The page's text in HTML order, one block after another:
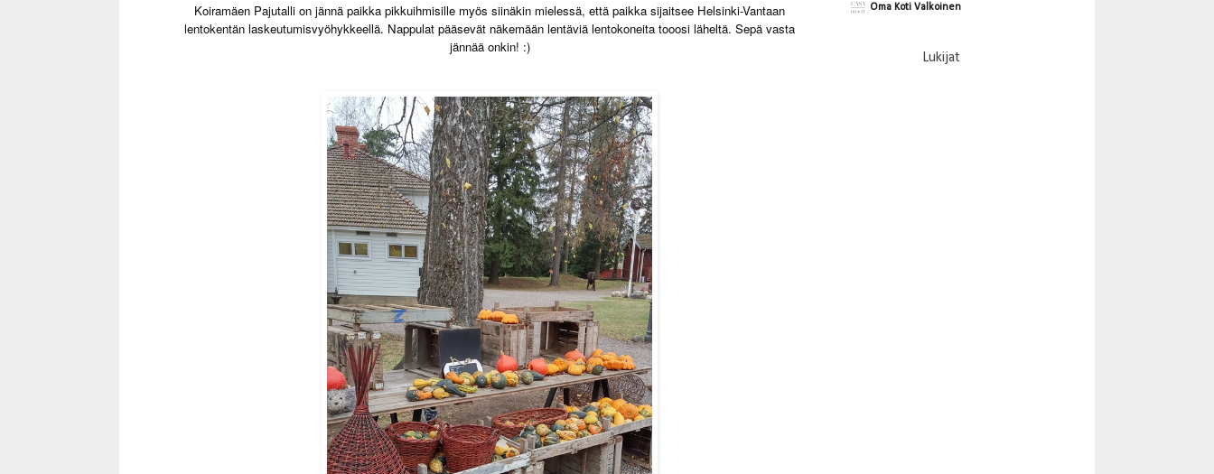
Koiramäen Pajutalli on jännä paikka pikkuihmisille myös siinäkin mielessä, että paikka sijaitsee Helsinki-Vantaan
lentokentän laskeutumisvyöhykkeellä. Nappulat pääsevät näkemään lentäviä lentokoneita tooosi läheltä. Sepä vasta
jännää onkin! :)
Oma Koti Valkoinen
Lukijat